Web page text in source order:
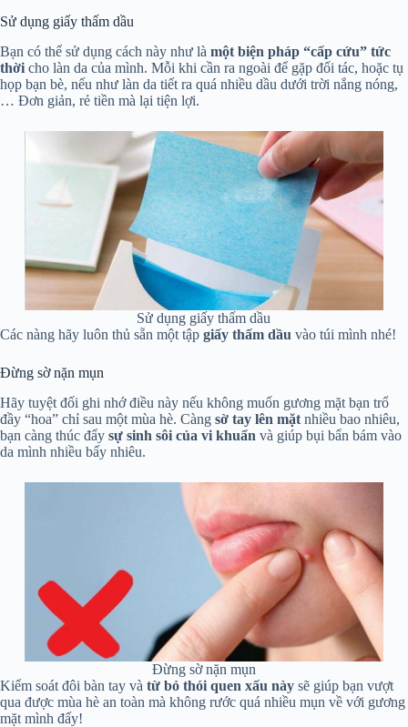
Sử dụng giấy thấm dầu
Bạn có thể sử dụng cách này như là một biện pháp “cấp cứu” tức
thời cho làn da của mình. Mỗi khi cần ra ngoài để gặp đối tác, hoặc tụ
họp bạn bè, nếu như làn da tiết ra quá nhiều dầu dưới trời nắng nóng,
… Đơn giản, rẻ tiền mà lại tiện lợi.
Sử dụng giấy thấm dầu
Các nàng hãy luôn thủ sẵn một tập giấy thấm dầu vào túi mình nhé!
Đừng sờ nặn mụn
Hãy tuyệt đối ghi nhớ điều này nếu không muốn gương mặt bạn trổ
đầy “hoa” chỉ sau một mùa hè. Càng sờ tay lên mặt nhiều bao nhiêu,
bạn càng thúc đẩy sự sinh sôi của vi khuẩn và giúp bụi bẩn bám vào
da mình nhiều bấy nhiêu.
Đừng sờ nặn mụn
Kiểm soát đôi bàn tay và từ bỏ thói quen xấu này sẽ giúp bạn vượt
qua được mùa hè an toàn mà không rước quá nhiều mụn về với gương
mặt mình đấy!